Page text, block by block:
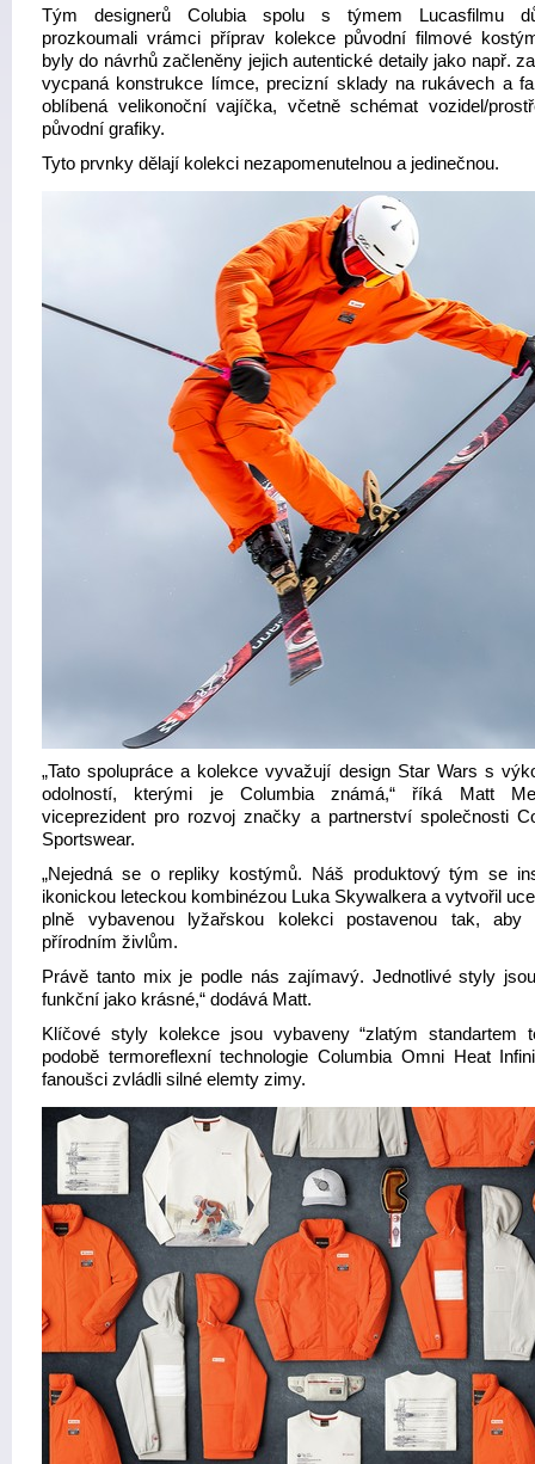
Tým designerů Colubia spolu s týmem Lucasfilmu
prozkoumali vrámci příprav kolekce původní filmové
byly do návrhů začleněny jejich autentické detaily jako např.
vycpaná konstrukce límce, precizní sklady na rukávech a
oblíbená velikonoční vajíčka, včetně schémat vozidel/
původní grafiky.
Tyto prvnky dělají kolekci nezapomenutelnou a jedinečnou.
„Tato spolupráce a kolekce vyvažují design Star Wars s
odolností, kterými je Columbia známá,“ říká Matt
viceprezident pro rozvoj značky a partnerství společnosti
Sportswear.
„Nejedná se o repliky kostýmů. Náš produktový tým se
ikonickou leteckou kombinézou Luka Skywalkera a vytvořil
plně vybavenou lyžařskou kolekci postavenou tak, aby
přírodním živlům.
Právě tanto mix je podle nás zajímavý. Jednotlivé styly
funkční jako krásné,“ dodává Matt.
Klíčové styly kolekce jsou vybaveny “zlatým standartem
podobě termoreflexní technologie Columbia Omni Heat
fanoušci zvládli silné elemty zimy.